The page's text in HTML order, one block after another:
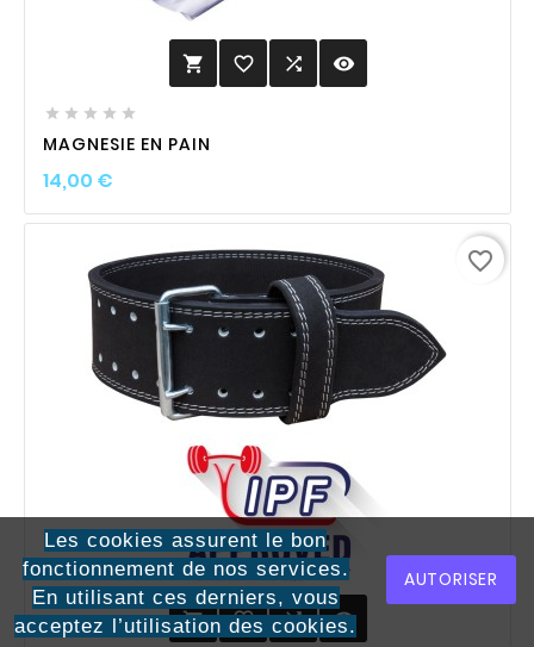
Les cookies assurent le bon
fonctionnement de nos services.
En utilisant ces derniers, vous
acceptez l’utilisation des cookies.
AUTORISER
 favorite_border  visibility
    
MAGNESIE EN PAIN
14,00 €Prix
 favorite_border  visibility
favorite_border